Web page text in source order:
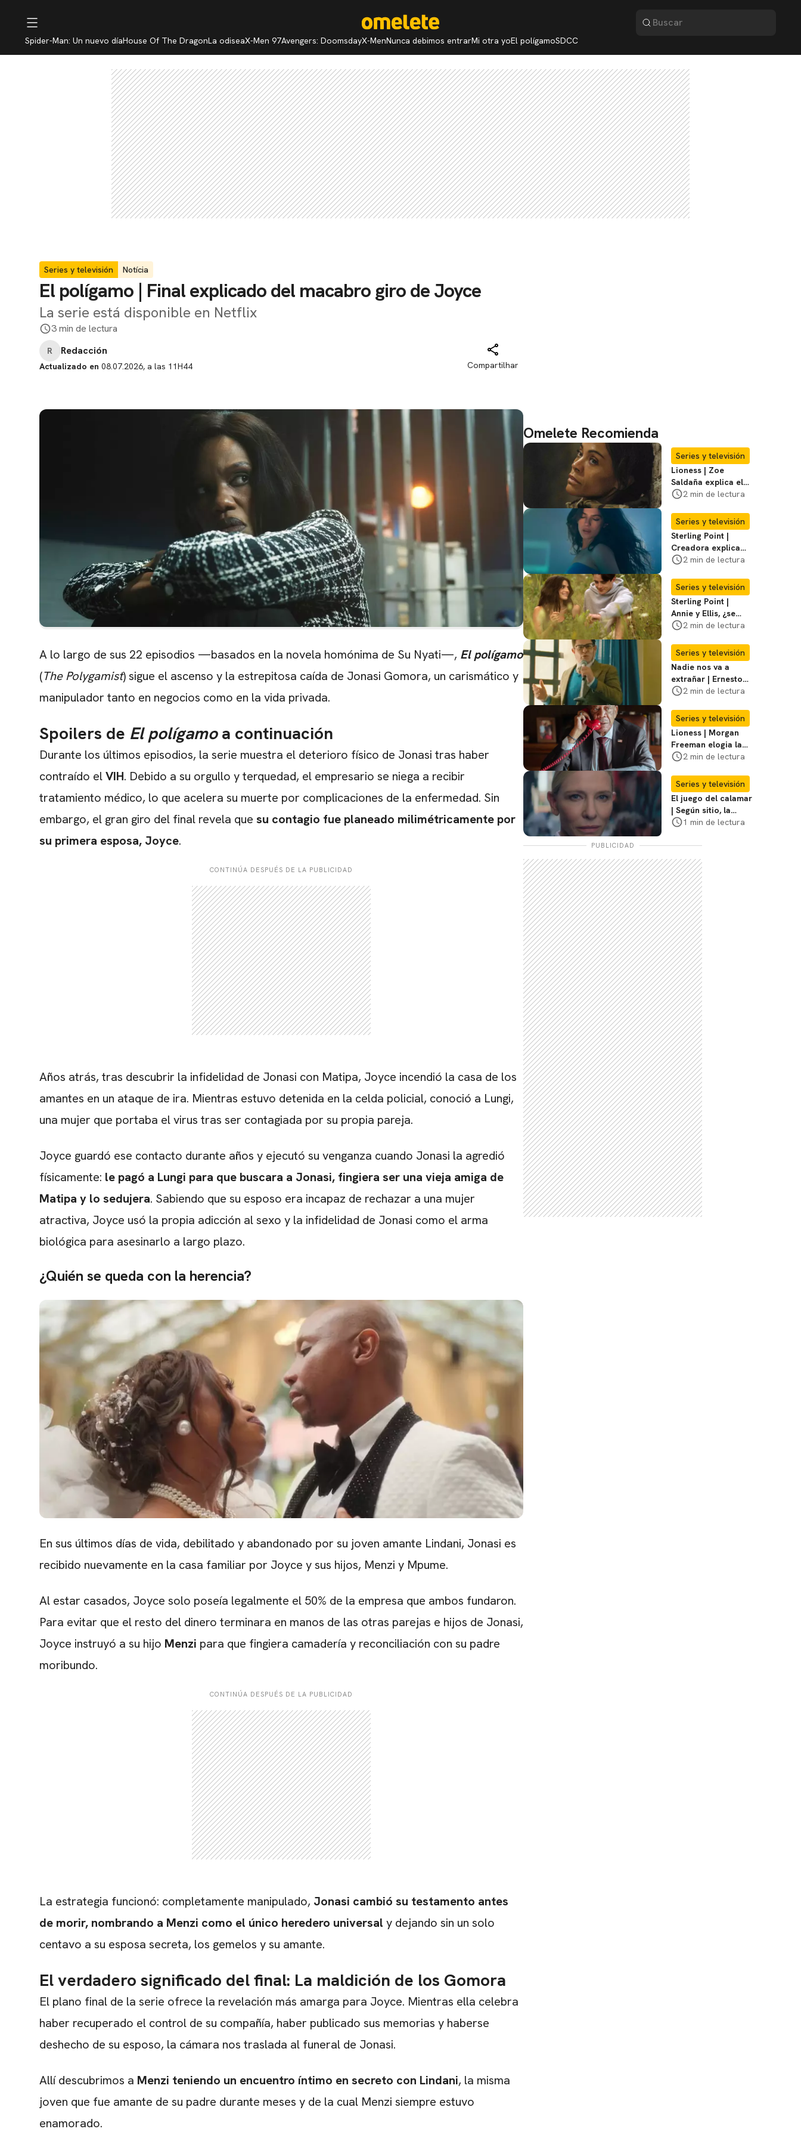
Spider-Man: Un nuevo díaHouse Of The DragonLa odiseaX-Men 97Avengers: DoomsdayX-MenNunca debimos entrarMi otra yoEl polígamoSDCC
Series y televisión Notícia
El polígamo | Final explicado del macabro giro de Joyce
La serie está disponible en Netflix
3 min de lectura
R Redacción
Actualizado en 08.07.2026, a las 11H44 Compartilhar
A lo largo de sus 22 episodios —basados en la novela homónima de Su Nyati—, El polígamo
(The Polygamist) sigue el ascenso y la estrepitosa caída de Jonasi Gomora, un carismático y
manipulador tanto en negocios como en la vida privada.
Spoilers de El polígamoa continuación
Durante los últimos episodios, la serie muestra el deterioro físico de Jonasi tras haber
contraído elVIH. Debido a su orgullo y terquedad, el empresario se niega a recibir
tratamiento médico, lo que acelera su muerte por complicaciones de la enfermedad. Sin
embargo, el gran giro del final revela que su contagio fue planeado milimétricamente por
su primera esposa, Joyce.
CONTINÚA DESPUÉS DE LA PUBLICIDAD
Años atrás, tras descubrir la infidelidad de Jonasi con Matipa, Joyce incendió la casa de los
amantes en un ataque de ira. Mientras estuvo detenida en la celda policial, conoció a Lungi,
una mujer que portaba el virus tras ser contagiada por su propia pareja.
Joyce guardó ese contacto durante años y ejecutó su venganza cuando Jonasi la agredió
físicamente: le pagó a Lungi para que buscara a Jonasi, fingiera ser una vieja amiga de
Matipa y lo sedujera. Sabiendo que su esposo era incapaz de rechazar a una mujer
atractiva, Joyce usó la propia adicción al sexo y la infidelidad de Jonasi como el arma
biológica para asesinarlo a largo plazo.
¿Quién se queda con la herencia?
En sus últimos días de vida, debilitado y abandonado por su joven amante Lindani, Jonasi es
recibido nuevamente en la casa familiar por Joyce y sus hijos, Menzi y Mpume.
Al estar casados, Joyce solo poseía legalmente el 50% de la empresa que ambos fundaron.
Para evitar que el resto del dinero terminara en manos de las otras parejas e hijos de Jonasi,
Joyce instruyó a su hijo Menzi para que fingiera camadería y reconciliación con su padre
moribundo.
CONTINÚA DESPUÉS DE LA PUBLICIDAD
La estrategia funcionó: completamente manipulado, Jonasi cambió su testamento antes
de morir, nombrando a Menzi como el único heredero universal y dejando sin un solo
centavo a su esposa secreta, los gemelos y su amante.
El verdadero significado del final: La maldición de los Gomora
El plano final de la serie ofrece la revelación más amarga para Joyce. Mientras ella celebra
haber recuperado el control de su compañía, haber publicado sus memorias y haberse
deshecho de su esposo, la cámara nos traslada al funeral de Jonasi.
Allí descubrimos a Menzi teniendo un encuentro íntimo en secreto con Lindani, la misma
joven que fue amante de su padre durante meses y de la cual Menzi siempre estuvo
enamorado.
Omelete Recomienda
Series y televisión
Lioness | Zoe
Saldaña explica el
violento secuestro
temporada 3
2 min de lectura
Series y televisión
Sterling Point |
Creadora explica
momentos clave del
2 min de lectura
Series y televisión
Sterling Point |
Annie y Ellis, ¿se
quedan juntos o
2 min de lectura
Series y televisión
Nadie nos va a
extrañar | Ernesto
Laguardia habla
2
2 min de lectura
Series y televisión
Lioness | Morgan
Freeman elogia la
escritura de Taylor
coraje"
2 min de lectura
Series y televisión
El juego del calamar
| Según sitio, la
versión de David
debería suceder
1 min de lectura
PUBLICIDAD